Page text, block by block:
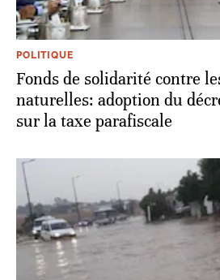
POLITIQUE
Fonds de solidarité contre
naturelles: adoption du
sur la taxe parafiscale